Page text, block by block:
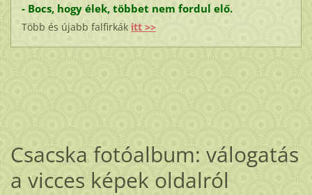
- Bocs, hogy élek, többet nem fordul elő.
Több és újabb falfirkák itt >>
Csacska fotóalbum: válogatás
a vicces képek oldalról